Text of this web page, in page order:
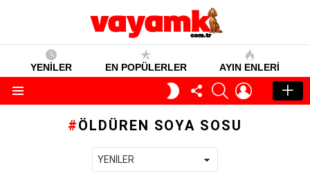
YENİLER EN POPÜLERLER AYIN ENLERI
GECE
MODU
TAKIP
ET
SEARCHGIRIŞ
ÖLDÜREN SOYA SOSU